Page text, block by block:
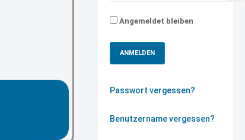
Angemeldet bleiben
ANMELDEN
Passwort vergessen?
Benutzername vergessen?